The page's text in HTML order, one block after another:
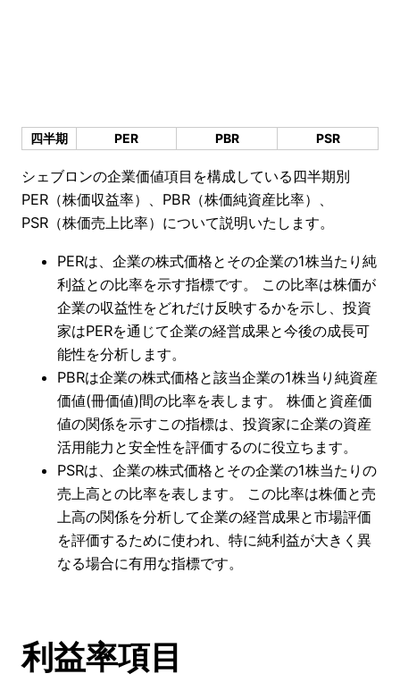
四半期 PER PBR PSR
シェブロンの企業価値項目を構成している四半期別
PER（株価収益率）、PBR（株価純資産比率）、
PSR（株価売上比率）について説明いたします。
PERは、企業の株式価格とその企業の1株当たり純
利益との比率を示す指標です。 この比率は株価が
企業の収益性をどれだけ反映するかを示し、投資
家はPERを通じて企業の経営成果と今後の成長可
能性を分析します。
PBRは企業の株式価格と該当企業の1株当り純資産
価値(冊価値)間の比率を表します。 株価と資産価
値の関係を示すこの指標は、投資家に企業の資産
活用能力と安全性を評価するのに役立ちます。
PSRは、企業の株式価格とその企業の1株当たりの
売上高との比率を表します。 この比率は株価と売
上高の関係を分析して企業の経営成果と市場評価
を評価するために使われ、特に純利益が大きく異
なる場合に有用な指標です。
利益率項目